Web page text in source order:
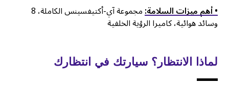
• أهم ميزات السلامة:
مجموعة آي-أكتيفسينس الكاملة، 8
وسائد هوائية، كاميرا الرؤية الخلفية
لماذا الانتظار؟ سيارتك في انتظارك